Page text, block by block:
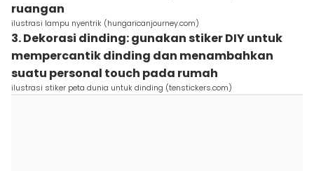
ruangan
ilustrasi lampu nyentrik (hungaricanjourney.com)
3. Dekorasi dinding: gunakan stiker DIY untuk
mempercantik dinding dan menambahkan
suatu personal touch pada rumah
ilustrasi stiker peta dunia untuk dinding (tenstickers.com)